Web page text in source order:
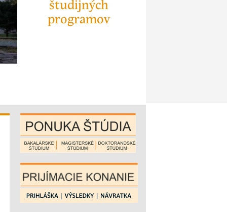
študijných
programov